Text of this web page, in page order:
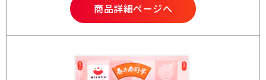
商品詳細ページへ